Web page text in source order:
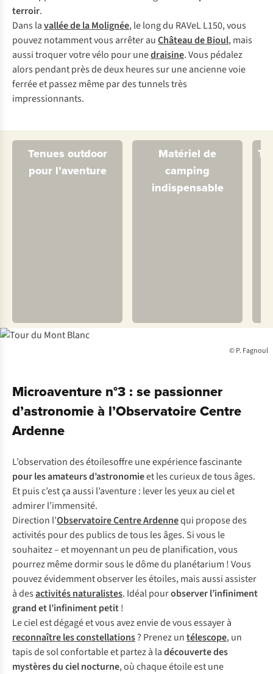
terroir.
Dans lavallée de la Molignée, le long du RAVeL L150, vous
pouvez notamment vous arrêter auChâteau de Bioul, mais
aussi troquer votre vélo pour unedraisine. Vous pédalez
alors pendant près de deux heures sur une ancienne voie
ferrée et passez même par des tunnels très
impressionnants.
Tenues outdoor
pour l’aventure
Matériel de
camping
indispensable
© P. Fagnoul
Microaventure n°3 : se passionner
d’astronomie à l’Observatoire Centre
Ardenne
L’observation des étoilesoffre une expérience fascinante
pour les amateurs d’astronomieet les curieux de tous âges.
Et puis c’est ça aussi l’aventure : lever les yeux au ciel et
admirer l’immensité.
Direction l’Observatoire Centre Ardennequi propose des
activités pour des publics de tous les âges. Si vous le
souhaitez – et moyennant un peu de planification, vous
pourrez même dormir sous le dôme du planétarium ! Vous
pouvez évidemment observer les étoiles, mais aussi assister
à desactivités naturalistes. Idéal pourobserver l’infiniment
grand et l’infiniment petit!
Le ciel est dégagé et vous avez envie de vous essayer à
reconnaître les constellations? Prenez untélescope, un
tapis de sol confortable et partez à ladécouverte des
mystères du ciel nocturne, où chaque étoile est une